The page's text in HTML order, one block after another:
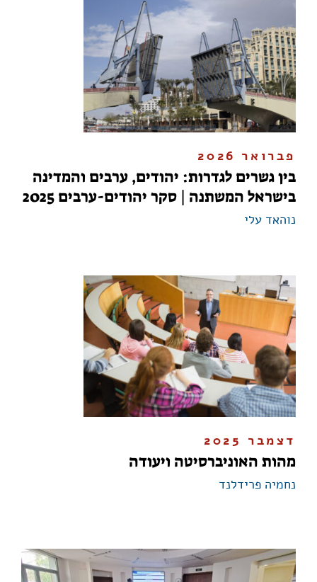
פברואר 2026
בין גשרים לגדרות: יהודים, ערבים והמדינה
בישראל המשתנה | סקר יהודים-ערבים 2025
נוהאד עלי
דצמבר 2025
מהות האוניברסיטה ויעודה
נחמיה פרידלנד